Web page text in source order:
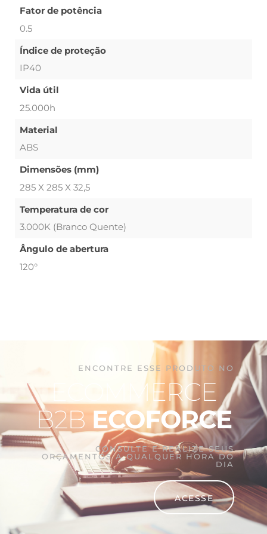
Fator de potência
0.5
Índice de proteção
IP40
Vida útil
25.000h
Material
ABS
Dimensões (mm)
285 X 285 X 32,5
Temperatura de cor
3.000K (Branco Quente)
Ângulo de abertura
120°
ENCONTRE ESSE PRODUTO NO
ECOMMERCE
B2BECOFORCE
CONSULTE E REALIZE SEUS
ORÇAMENTOS A QUALQUER HORA DO
DIA
ACESSE